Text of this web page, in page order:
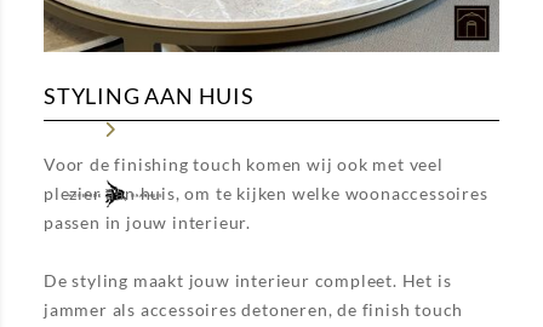
STYLING AAN HUIS
Voor de finishing touch komen wij ook met veel
plezier aan huis, om te kijken welke woonaccessoires
passen in jouw interieur.
De styling maakt jouw interieur compleet. Het is
jammer als accessoires detoneren, de finish touch